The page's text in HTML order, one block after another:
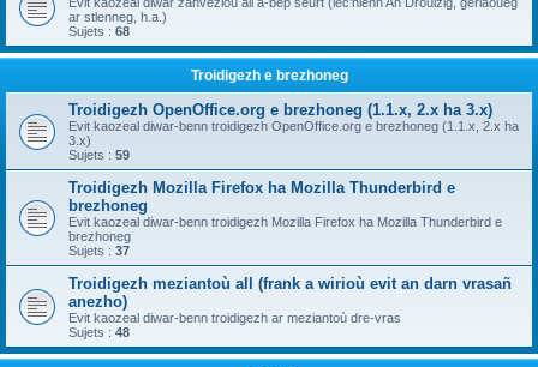
ar stlenneg, h.a.)
Sujets : 68
Troidigezh e brezhoneg
Troidigezh OpenOffice.org e brezhoneg (1.1.x, 2.x ha 3.x)
Evit kaozeal diwar-benn troidigezh OpenOffice.org e brezhoneg (1.1.x, 2.x ha
3.x)
Sujets : 59
Troidigezh Mozilla Firefox ha Mozilla Thunderbird e
brezhoneg
Evit kaozeal diwar-benn troidigezh Mozilla Firefox ha Mozilla Thunderbird e
brezhoneg
Sujets : 37
Troidigezh meziantoù all (frank a wirioù evit an darn vrasañ
anezho)
Evit kaozeal diwar-benn troidigezh ar meziantoù dre-vras
Sujets : 48